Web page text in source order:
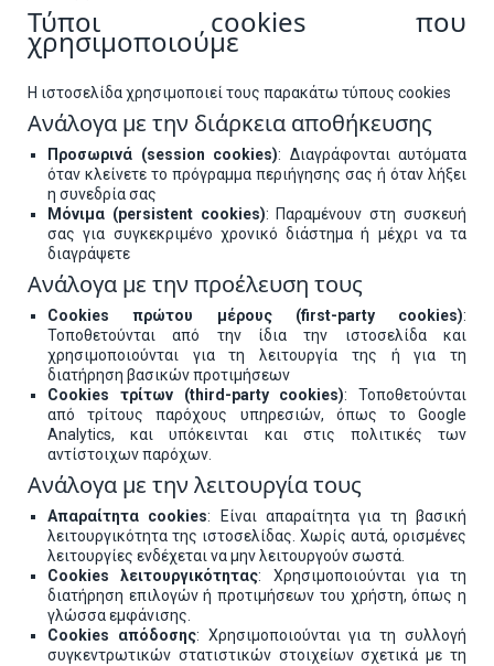
Τύποι cookies που
χρησιμοποιούμε
Η ιστοσελίδα χρησιμοποιεί τους παρακάτω τύπους cookies
Ανάλογα με την διάρκεια αποθήκευσης
Προσωρινά (session cookies): Διαγράφονται αυτόματα
όταν κλείνετε το πρόγραμμα περιήγησης σας ή όταν λήξει
η συνεδρία σας
Μόνιμα (persistent cookies): Παραμένουν στη συσκευή
σας για συγκεκριμένο χρονικό διάστημα ή μέχρι να τα
διαγράψετε
Ανάλογα με την προέλευση τους
Cookies πρώτου μέρους (first-party cookies):
Τοποθετούνται από την ίδια την ιστοσελίδα και
χρησιμοποιούνται για τη λειτουργία της ή για τη
διατήρηση βασικών προτιμήσεων
Cookies τρίτων (third-party cookies): Τοποθετούνται
από τρίτους παρόχους υπηρεσιών, όπως το Google
Analytics, και υπόκεινται και στις πολιτικές των
αντίστοιχων παρόχων.
Ανάλογα με την λειτουργία τους
Απαραίτητα cookies: Είναι απαραίτητα για τη βασική
λειτουργικότητα της ιστοσελίδας. Χωρίς αυτά, ορισμένες
λειτουργίες ενδέχεται να μην λειτουργούν σωστά.
Cookies λειτουργικότητας: Χρησιμοποιούνται για τη
διατήρηση επιλογών ή προτιμήσεων του χρήστη, όπως η
γλώσσα εμφάνισης.
Cookies απόδοσης: Χρησιμοποιούνται για τη συλλογή
συγκεντρωτικών στατιστικών στοιχείων σχετικά με τη